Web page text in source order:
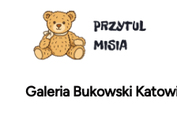
Galeria Bukowski